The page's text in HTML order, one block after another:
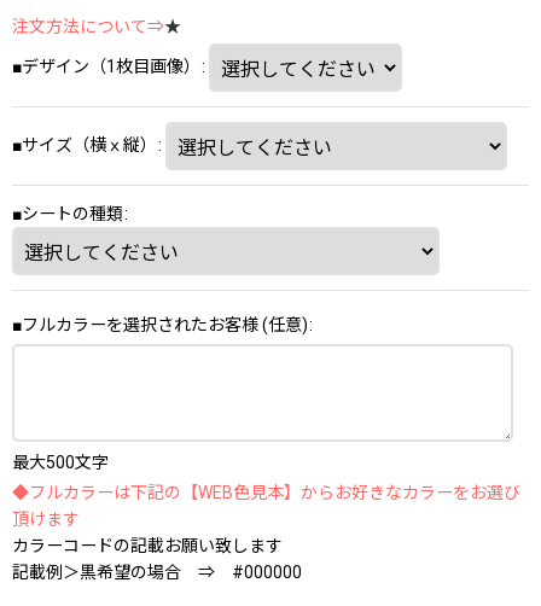
注文方法について⇒★
■デザイン（1枚目画像） :
■サイズ（横ⅹ縦） :
■シートの種類:
■フルカラーを選択されたお客様(任意):
最大500文字
◆フルカラーは下記の【WEB色見本】からお好きなカラーをお選び
頂けます
カラーコードの記載お願い致します
記載例＞黒希望の場合 ⇒ #000000